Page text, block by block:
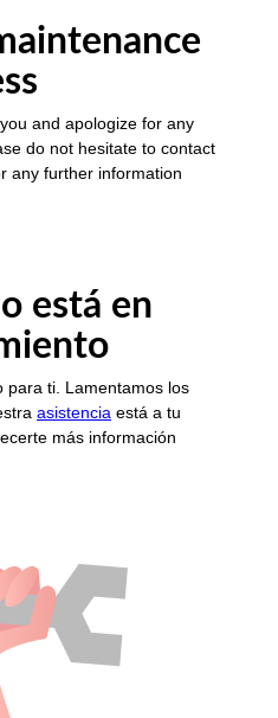
and apologize for any
do not hesitate to contact
any further information
está en
para ti. Lamentamos los
asistencia está a tu
más información